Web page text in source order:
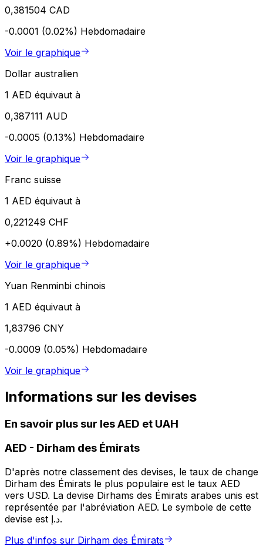
0,381504 CAD
-0.0001 (0.02%) Hebdomadaire
Voir le graphique
Dollar australien
1 AED équivaut à
0,387111 AUD
-0.0005 (0.13%) Hebdomadaire
Voir le graphique
Franc suisse
1 AED équivaut à
0,221249 CHF
+0.0020 (0.89%) Hebdomadaire
Voir le graphique
Yuan Renminbi chinois
1 AED équivaut à
1,83796 CNY
-0.0009 (0.05%) Hebdomadaire
Voir le graphique
Informations sur les devises
En savoir plus sur les AED et UAH
AED - Dirham des Émirats
D'après notre classement des devises, le taux de change
Dirham des Émirats le plus populaire est le taux AED
vers USD. La devise Dirhams des Émirats arabes unis est
représentée par l'abréviation AED. Le symbole de cette
devise est د.إ.
Plus d'infos sur Dirham des Émirats